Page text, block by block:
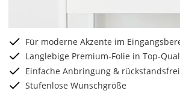
Für moderne Akzente im
Langlebige Premium-Folie in Top-
Einfache Anbringung &
Stufenlose Wunschgröße